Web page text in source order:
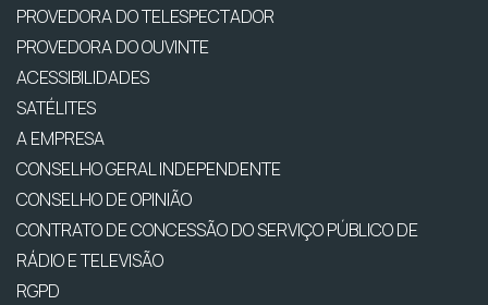
PROVEDORA DO TELESPECTADOR
PROVEDORA DO OUVINTE
ACESSIBILIDADES
SATÉLITES
A EMPRESA
CONSELHO GERAL INDEPENDENTE
CONSELHO DE OPINIÃO
CONTRATO DE CONCESSÃO DO SERVIÇO PÚBLICO DE
RÁDIO E TELEVISÃO
RGPD